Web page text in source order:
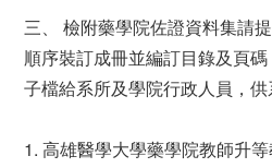
三、 檢附藥學院佐證資料集請
順序裝訂成冊並編訂目錄及頁
子檔給系所及學院行政人員，
1. 高雄醫學大學藥學院教師升